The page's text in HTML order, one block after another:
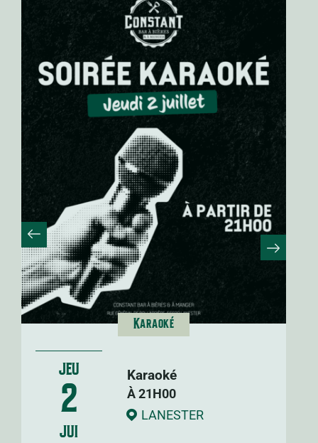
Karaoké
JEU
2
JUI
Karaoké
À 21H00
LANESTER